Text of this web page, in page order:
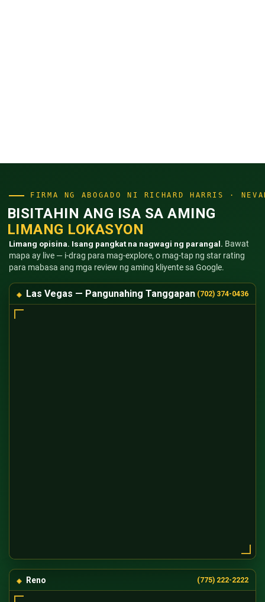
FIRMA NG ABOGADO NI RICHARD HARRIS ·
BISITAHIN ANG ISA SA AMING
LIMANG LOKASYON
Limang opisina. Isang pangkat na nagwagi ng parangal. Bawat
mapa ay live — i-drag para mag-explore, o mag-tap ng star rating
para mabasa ang mga review ng aming kliyente sa Google.
Las Vegas — Pangunahing Tanggapan (702) 374-0436
Reno (775) 222-2222